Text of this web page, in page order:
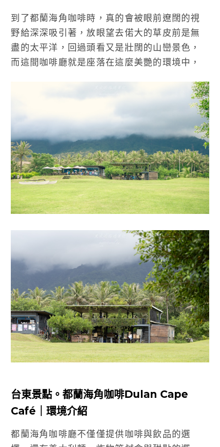
到了都蘭海角咖啡時，真的會被眼前遼闊的視
野給深深吸引著，放眼望去偌大的草皮前是無
盡的太平洋，回過頭看又是壯闊的山巒景色，
而這間咖啡廳就是座落在這麼美艷的環境中，
台東景點。都蘭海角咖啡Dulan Cape
Café｜環境介紹
都蘭海角咖啡廳不僅僅提供咖啡與飲品的選